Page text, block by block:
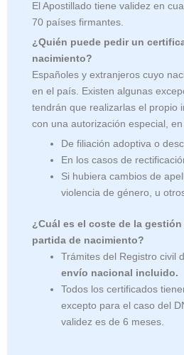
El Apostillado tiene validez en
70 países firmantes.
¿Quién puede pedir un
nacimiento?
Españoles y extranjeros cuyo
en el país. Existen algunas
tendrán que realizarlas el propio
con una autorización especial,
De filiación adoptiva o
En los casos de
Si hubiera cambios de
violencia de género, u
¿Cuál es el coste de la
partida de nacimiento?
Trámites del Registro civil
envío nacional incluido.
Todos los certificados
excepto para el caso del
validez es de 6 meses.